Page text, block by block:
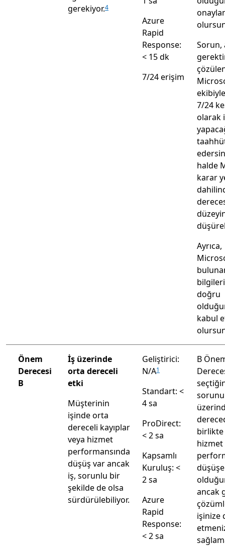
gerekiyor.4
Azure
Rapid
Response:
< 15 dk
7/24 erişim
Sorun,
7/24
olarak
halde
karar
Ayrıca,
doğru
kabul
Önem
Derecesi
B
İş üzerinde
orta dereceli
etki
Müşterinin
işinde orta
dereceli kayıplar
veya hizmet
performansında
düşüş var ancak
iş, sorunlu bir
şekilde de olsa
sürdürülebiliyor.
Geliştirici:
N/A1
Standart: <
4 sa
ProDirect:
< 2 sa
Kapsamlı
Kuruluş: <
2 sa
Azure
Rapid
Response:
< 2 sa
B
birlikte
hizmet
ancak
işinize